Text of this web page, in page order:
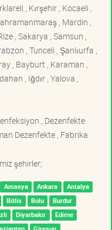
, Kırşehir , Kocaeli ,
, Mardin ,
, Sakarya , Samsun ,
, Tunceli , Şanlıurfa ,
, Bayburt , Karaman ,
, Iğdır , Yalova ,
, Dezenfekte
Dezenfekte , Fabrika
şehirler;
Amasya Ankara
Antalya
Bitlis Bolu
Burdur
Diyarbakır
Edirne